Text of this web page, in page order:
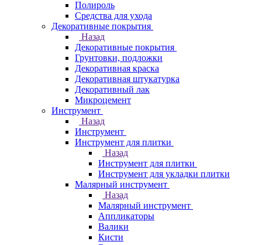
Полироль
Средства для ухода
Декоративные покрытия
Назад
Декоративные покрытия
Грунтовки, подложки
Декоративная краска
Декоративная штукатурка
Декоративный лак
Микроцемент
Инструмент
Назад
Инструмент
Инструмент для плитки
Назад
Инструмент для плитки
Инструмент для укладки плитки
Малярный инструмент
Назад
Малярный инструмент
Аппликаторы
Валики
Кисти